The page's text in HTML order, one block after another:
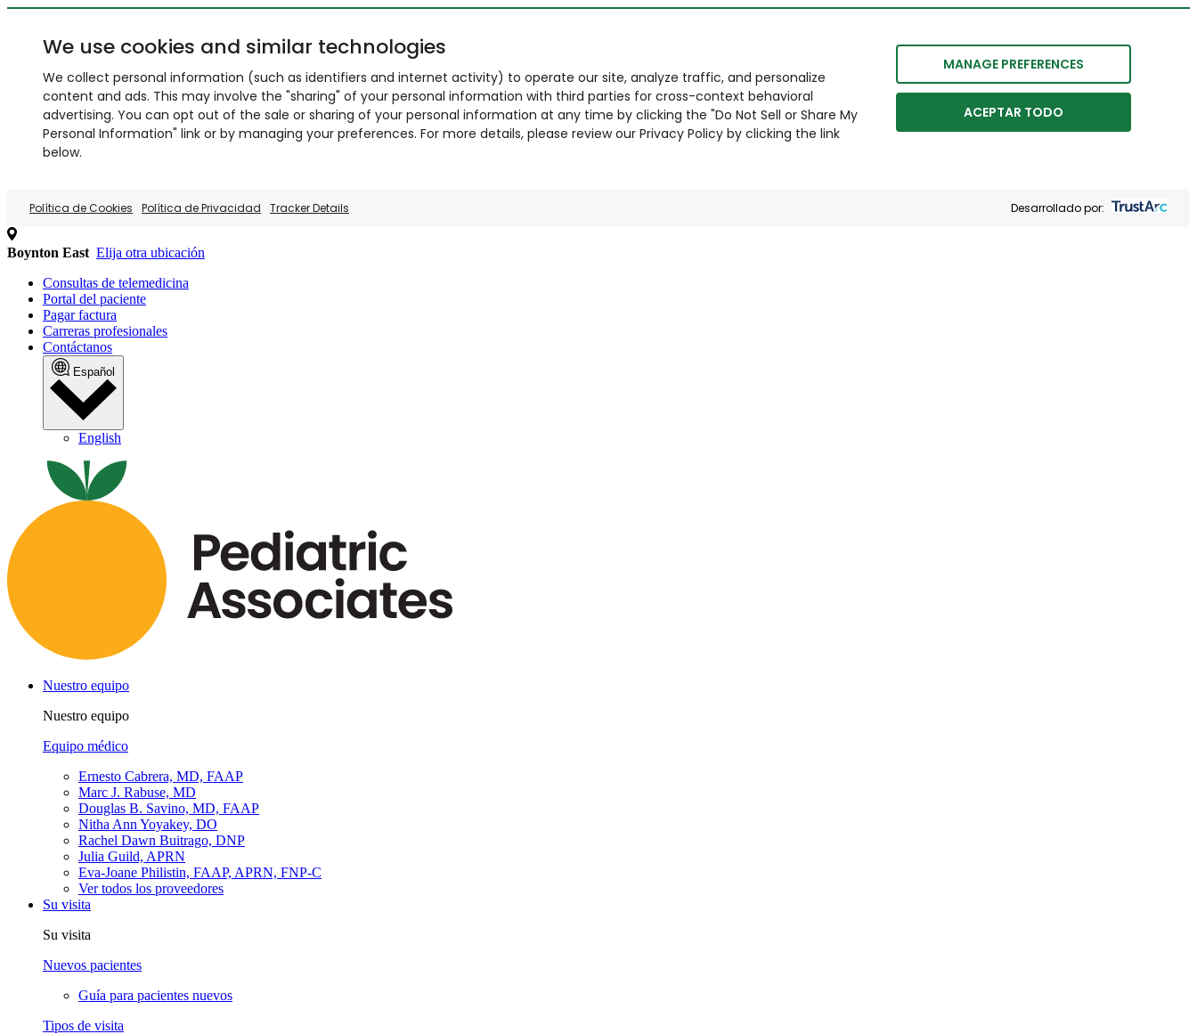
We use cookies and similar technologies
We collect personal information (such as identifiers and internet activity) to operate our site, analyze traffic, and personalize
content and ads. This may involve the "sharing" of your personal information with third parties for cross-context behavioral
advertising. You can opt out of the sale or sharing of your personal information at any time by clicking the "Do Not Sell or Share My
Personal Information" link or by managing your preferences. For more details, please review our Privacy Policy by clicking the link
below.
MANAGE PREFERENCES
ACEPTAR TODO
Política de Cookies Política de Privacidad Tracker Details Desarrollado por:
Boynton East Elija otra ubicación
Consultas de telemedicina
Portal del paciente
Pagar factura
Carreras profesionales
Contáctanos
Español
English
Nuestro equipo
Nuestro equipo
Equipo médico
Ernesto Cabrera, MD, FAAP
Marc J. Rabuse, MD
Douglas B. Savino, MD, FAAP
Nitha Ann Yoyakey, DO
Rachel Dawn Buitrago, DNP
Julia Guild, APRN
Eva-Joane Philistin, FAAP, APRN, FNP-C
Ver todos los proveedores
Su visita
Su visita
Nuevos pacientes
Guía para pacientes nuevos
Tipos de visita